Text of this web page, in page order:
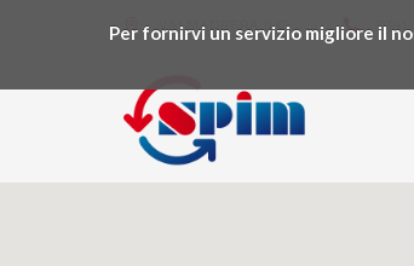
Per fornirvi un servizio migliore il
VALMADRERA (LC) 0341-